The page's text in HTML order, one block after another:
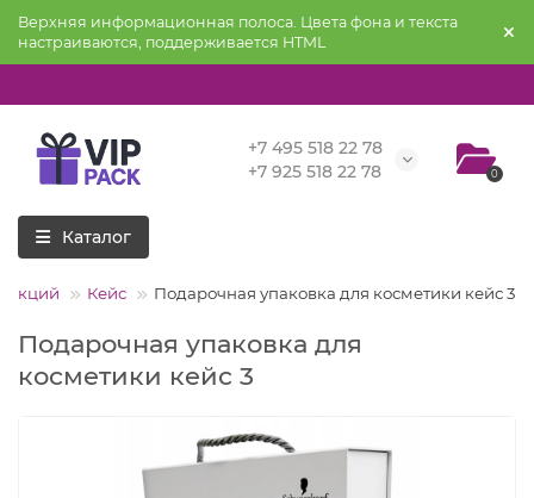
Верхняя информационная полоса. Цвета фона и текста
настраиваются, поддерживается HTML
+7 495 518 22 78
+7 925 518 22 78
0
Каталог
Кейс Подарочная упаковка для косметики кейс 3
Подарочная упаковка для
косметики кейс 3